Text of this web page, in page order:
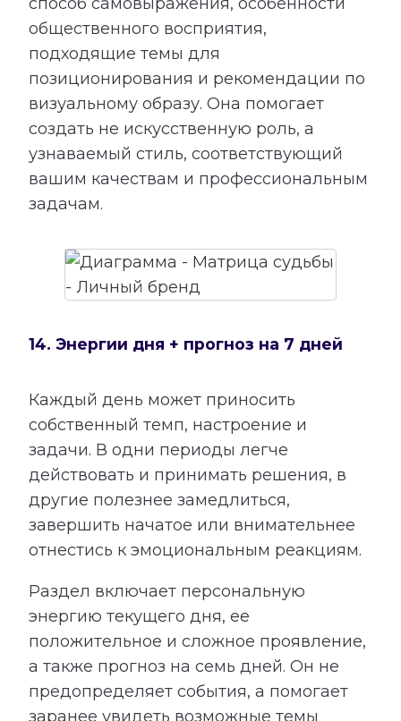
общественного восприятия,
подходящие темы для
позиционирования и рекомендации по
визуальному образу. Она помогает
создать не искусственную роль, а
узнаваемый стиль, соответствующий
вашим качествам и профессиональным
задачам.
14. Энергии дня + прогноз на 7 дней
Каждый день может приносить
собственный темп, настроение и
задачи. В одни периоды легче
действовать и принимать решения, в
другие полезнее замедлиться,
завершить начатое или внимательнее
отнестись к эмоциональным реакциям.
Раздел включает персональную
энергию текущего дня, ее
положительное и сложное проявление,
а также прогноз на семь дней. Он не
предопределяет события, а помогает
заранее увидеть возможные темы